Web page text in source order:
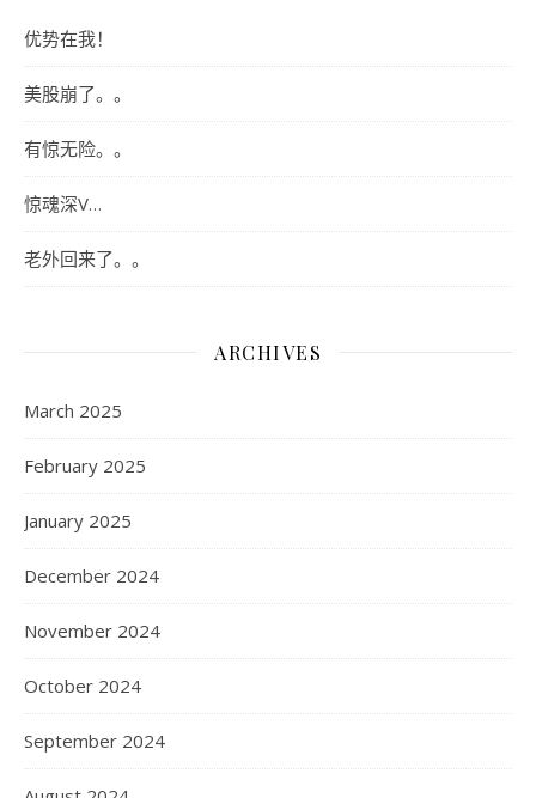
优势在我！
美股崩了。。
有惊无险。。
惊魂深V…
老外回来了。。
ARCHIVES
March 2025
February 2025
January 2025
December 2024
November 2024
October 2024
September 2024